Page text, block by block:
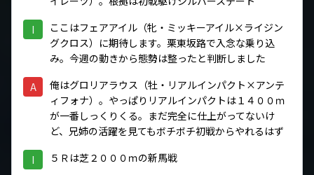
I
ここはフェアアイル（牝・ミッキーアイル×ライジン
グクロス）に期待します。栗東坂路で入念な乗り込
み。今週の動きから態勢は整ったと判断しました
A
俺はグロリアラウス（牡・リアルインパクト×アンテ
ィフォナ）。やっぱりリアルインパクトは１４００ｍ
が一番しっくりくる。まだ完全に仕上がってないけ
ど、兄姉の活躍を見てもボチボチ初戦からやれるはず
I ５Ｒは芝２０００ｍの新馬戦